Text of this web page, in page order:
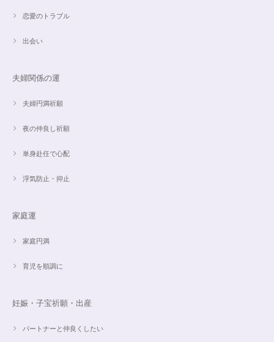
思ったより小粒でしたがとても綺麗なアパタイトでした ありがとうござい
より本物の方がより素敵で、大変満足してしています。 毎日パワーストー
恋愛のトラブル
出会い
夫婦関係の運
夫婦円満祈願
夜の仲良し祈願
単身赴任で心配
浮気防止・抑止
家庭運
家庭円満
育児を順調に
妊娠・子宝祈願・出産
パートナーと仲良くしたい